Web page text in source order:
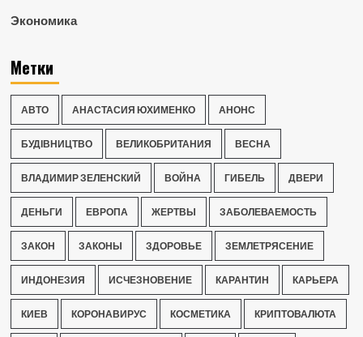
Экономика
Метки
АВТО АНАСТАСИЯ ЮХИМЕНКО АНОНС
БУДІВНИЦТВО ВЕЛИКОБРИТАНИЯ ВЕСНА
ВЛАДИМИР ЗЕЛЕНСКИЙ ВОЙНА ГИБЕЛЬ ДВЕРИ
ДЕНЬГИ ЕВРОПА ЖЕРТВЫ ЗАБОЛЕВАЕМОСТЬ
ЗАКОН ЗАКОНЫ ЗДОРОВЬЕ ЗЕМЛЕТРЯСЕНИЕ
ИНДОНЕЗИЯ ИСЧЕЗНОВЕНИЕ КАРАНТИН КАРЬЕРА
КИЕВ КОРОНАВИРУС КОСМЕТИКА КРИПТОВАЛЮТА